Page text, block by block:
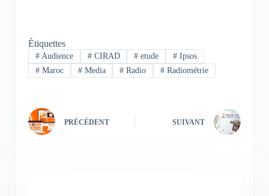
Étiquettes
#Audience #CIRAD # etude # Ipsos
#Maroc #Media # Radio # Radiométrie
PRÉCÉDENT SUIVANT